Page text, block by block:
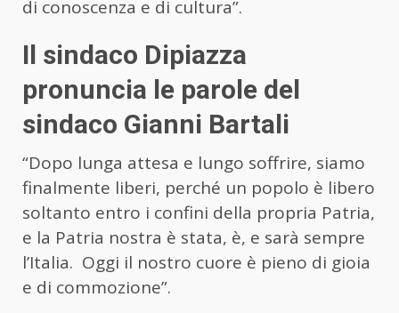
di conoscenza e di cultura”.
Il sindaco Dipiazza
pronuncia le parole del
sindaco Gianni Bartali
“Dopo lunga attesa e lungo soffrire, siamo
finalmente liberi, perché un popolo è libero
soltanto entro i confini della propria Patria,
e la Patria nostra è stata, è, e sarà sempre
l’Italia. Oggi il nostro cuore è pieno di gioia
e di commozione”.